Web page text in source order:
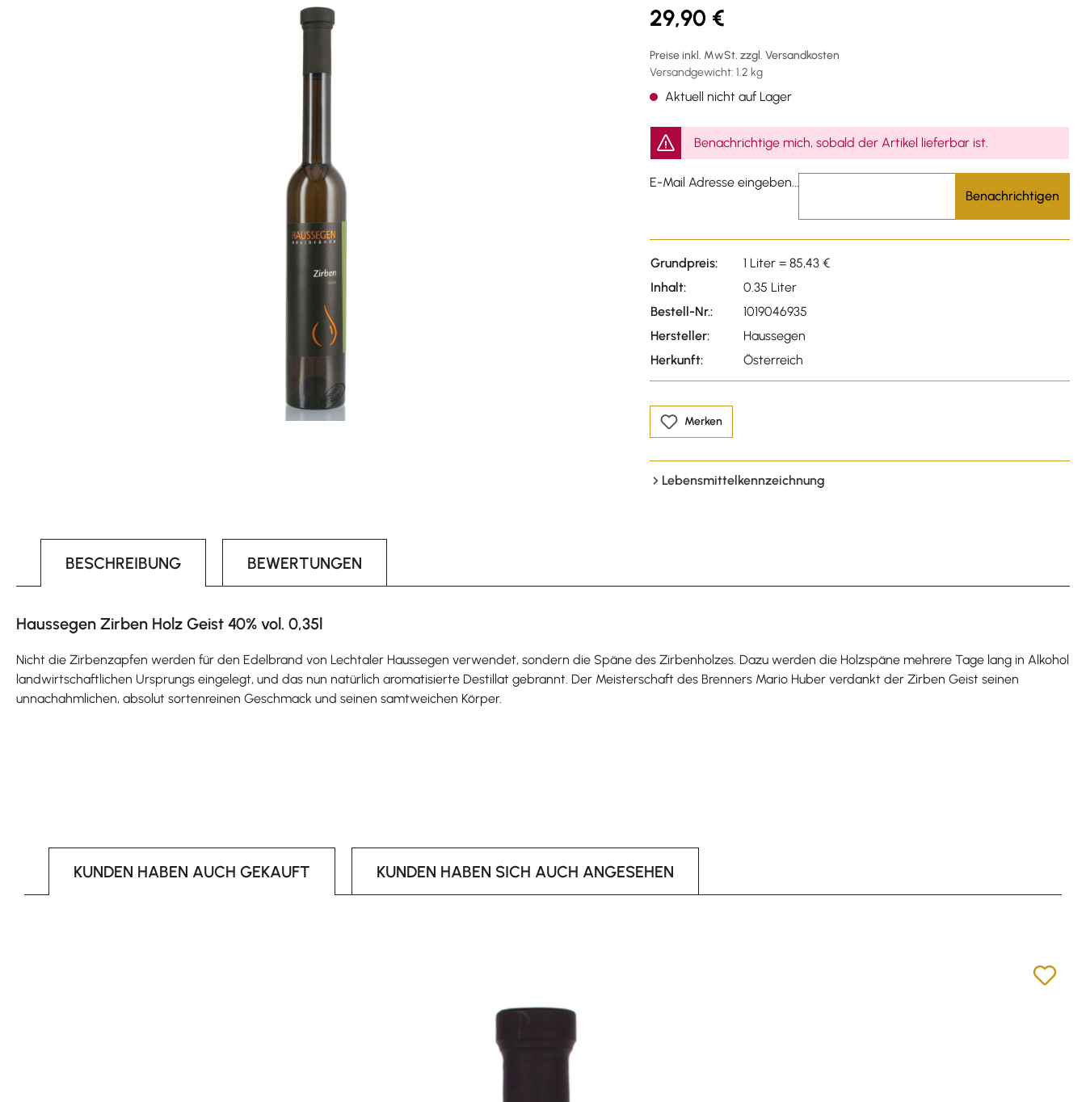
29,90 €
Preise inkl. MwSt. zzgl. Versandkosten
Versandgewicht: 1.2 kg
Aktuell nicht auf Lager
Benachrichtige mich, sobald der Artikel lieferbar ist.
E-Mail Adresse eingeben...
Benachrichtigen
Grundpreis:
1 Liter = 85,43 €
Inhalt:
0.35 Liter
Bestell-Nr.:
1019046935
Hersteller:
Haussegen
Herkunft:
Österreich
Merken
Lebensmittelkennzeichnung
BESCHREIBUNG BEWERTUNGEN
Haussegen Zirben Holz Geist 40% vol. 0,35l
Nicht die Zirbenzapfen werden für den Edelbrand von Lechtaler Haussegen verwendet, sondern die Späne des Zirbenholzes. Dazu werden die Holzspäne mehrere Tage lang in Alkohol
landwirtschaftlichen Ursprungs eingelegt, und das nun natürlich aromatisierte Destillat gebrannt. Der Meisterschaft des Brenners Mario Huber verdankt der Zirben Geist seinen
unnachahmlichen, absolut sortenreinen Geschmack und seinen samtweichen Körper.
KUNDEN HABEN AUCH GEKAUFT KUNDEN HABEN SICH AUCH ANGESEHEN